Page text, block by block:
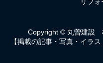
Copyright © 丸曽建設
【掲載の記事・写真・イラ